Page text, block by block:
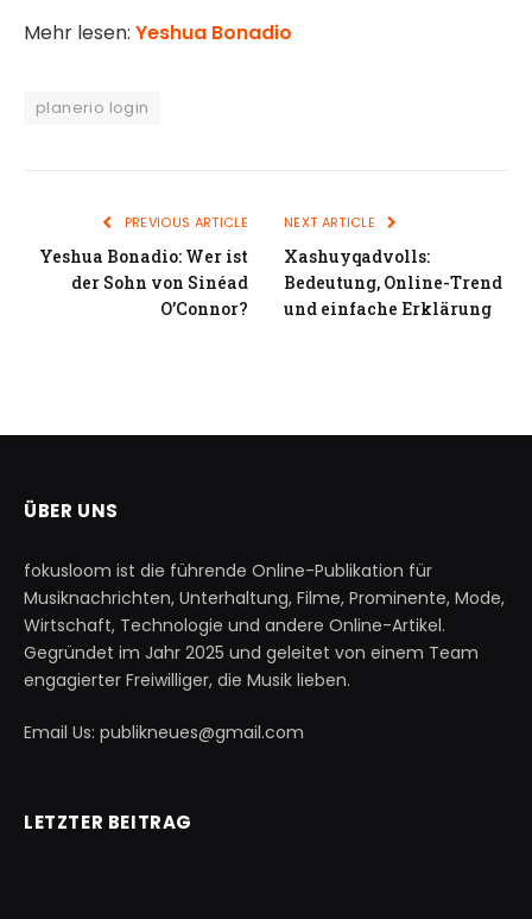
Mehr lesen: Yeshua Bonadio
planerio login
PREVIOUS ARTICLE
Yeshua Bonadio: Wer ist
der Sohn von Sinéad
O’Connor?
NEXT ARTICLE
Xashuyqadvolls:
Bedeutung, Online-Trend
und einfache Erklärung
ÜBER UNS
fokusloom ist die führende Online-Publikation für
Musiknachrichten, Unterhaltung, Filme, Prominente, Mode,
Wirtschaft, Technologie und andere Online-Artikel.
Gegründet im Jahr 2025 und geleitet von einem Team
engagierter Freiwilliger, die Musik lieben.
Email Us: publikneues@gmail.com
LETZTER BEITRAG